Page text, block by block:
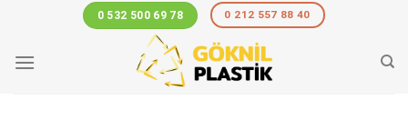
content
0 532 500 69 78 0 212 557 88 40